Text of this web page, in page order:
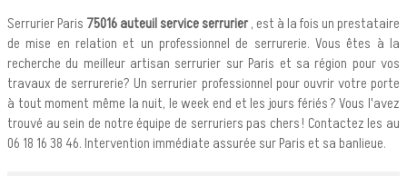
Serrurier Paris 75016 auteuil service serrurier, est à la fois un prestataire
de mise en relation et un professionnel de serrurerie. Vous êtes à la
recherche du meilleur artisan serrurier sur Paris et sa région pour vos
travaux de serrurerie? Un serrurier professionnel pour ouvrir votre porte
à tout moment même la nuit, le week end et les jours fériés ? Vous l'avez
trouvé au sein de notre équipe de serruriers pas chers ! Contactez les au
06 18 16 38 46. Intervention immédiate assurée sur Paris et sa banlieue.